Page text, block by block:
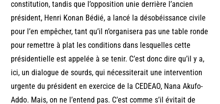
constitution, tandis que l’opposition unie derrière l’ancien
président, Henri Konan Bédié, a lancé la désobéissance civile
pour l’en empêcher, tant qu’il n’organisera pas une table ronde
pour remettre à plat les conditions dans lesquelles cette
présidentielle est appelée à se tenir. C’est donc dire qu’il y a,
ici, un dialogue de sourds, qui nécessiterait une intervention
urgente du président en exercice de la CEDEAO, Nana Akufo-
Addo. Mais, on ne l’entend pas. C’est comme s’il évitait de